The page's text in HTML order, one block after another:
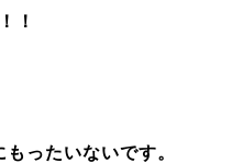
！
ったいないです。